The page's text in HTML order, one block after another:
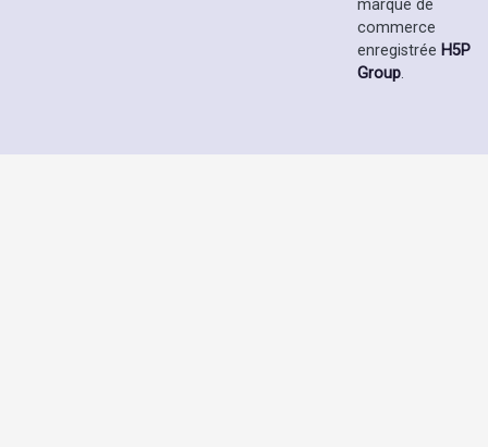
marque de
commerce
enregistrée H5P
Group.